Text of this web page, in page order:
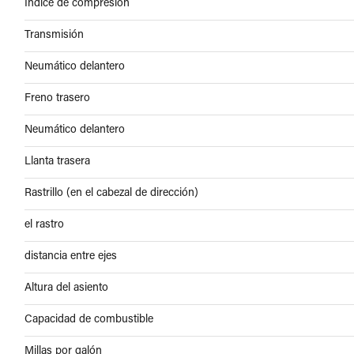
Índice de compresión
Transmisión
Neumático delantero
Freno trasero
Neumático delantero
Llanta trasera
Rastrillo (en el cabezal de dirección)
el rastro
distancia entre ejes
Altura del asiento
Capacidad de combustible
Millas por galón